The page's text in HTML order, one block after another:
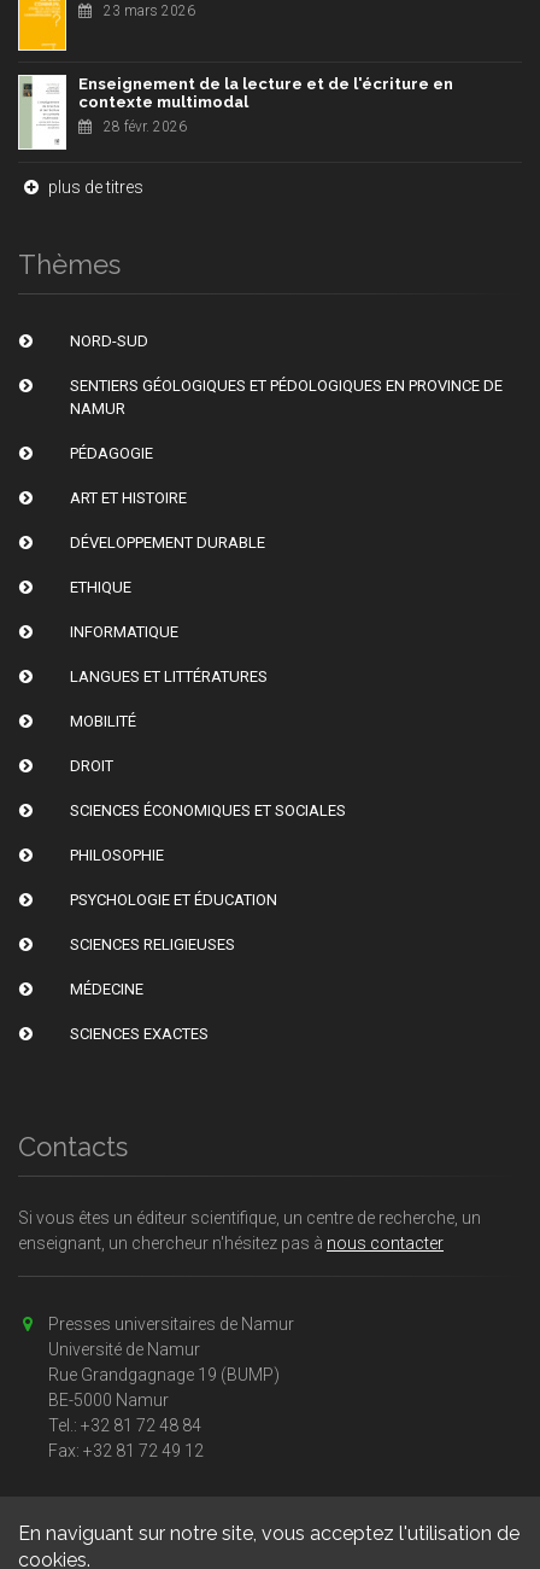
En naviguant sur notre site, vous acceptez l'utilisation de
cookies.
23 mars 2026
Enseignement de la lecture et de l'écriture en
contexte multimodal
28 févr. 2026
plus de titres
Thèmes
NORD-SUD
SENTIERS GÉOLOGIQUES ET PÉDOLOGIQUES EN PROVINCE DE
NAMUR
PÉDAGOGIE
ART ET HISTOIRE
DÉVELOPPEMENT DURABLE
ETHIQUE
INFORMATIQUE
LANGUES ET LITTÉRATURES
MOBILITÉ
DROIT
SCIENCES ÉCONOMIQUES ET SOCIALES
PHILOSOPHIE
PSYCHOLOGIE ET ÉDUCATION
SCIENCES RELIGIEUSES
MÉDECINE
SCIENCES EXACTES
Contacts
Si vous êtes un éditeur scientifique, un centre de recherche, un
enseignant, un chercheur n'hésitez pas à nous contacter
Presses universitaires de Namur
Université de Namur
Rue Grandgagnage 19 (BUMP)
BE-5000 Namur
Tel.: +32 81 72 48 84
Fax: +32 81 72 49 12